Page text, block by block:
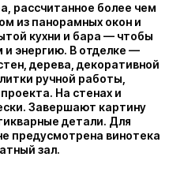
рассчитанное более чем
из панорамных окон и
кухни и бара — чтобы
и энергию. В отделке —
дерева, декоративной
ручной работы,
На стенах и
Завершают картину
детали. Для
предусмотрена винотека
зал.